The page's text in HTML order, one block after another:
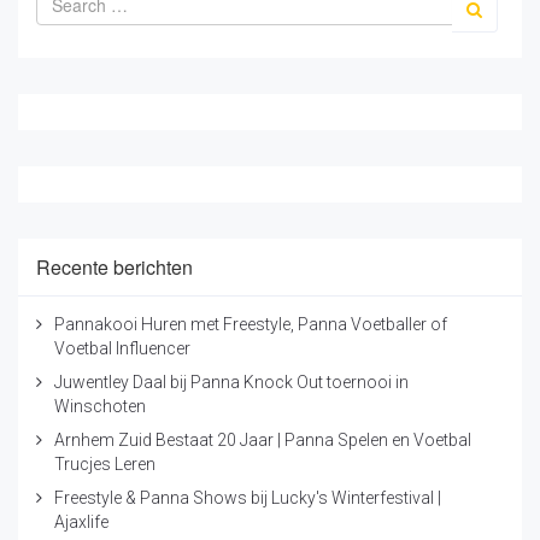
een vervolgopleiding die bij jou past!
Pannavoetballer met
voetbalkooi inhuren?
Is uw interesse gewekt en bent u benieuwd geraakt
naar de voorwaarden van zo’npannakooi? Of het
programma van zo'n pannavoetbal artiest? Of heeft u
u mee. Neem contact met ons op door te mailen
naarinfo@freestylerjosh.nl
Recente berichten
Pannakooi Huren met Freestyle, Panna Voetballer of
Voetbal Influencer
Juwentley Daal bij Panna Knock Out toernooi in
Winschoten
Arnhem Zuid Bestaat 20 Jaar | Panna Spelen en Voetbal
Trucjes Leren
Freestyle & Panna Shows bij Lucky's Winterfestival |
Ajaxlife